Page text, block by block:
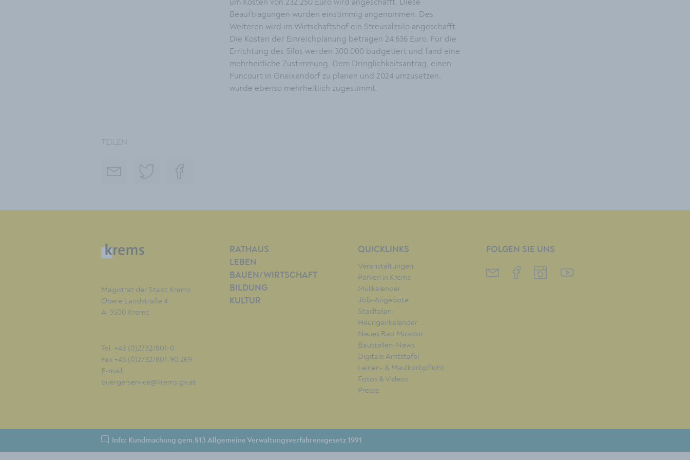
Beauftragungen wurden einstimmig angenommen. Des
Weiteren wird im Wirtschaftshof ein Streusalzsilo angeschafft.
Die Kosten der Einreichplanung betragen 24.636 Euro. Für die
Errichtung des Silos werden 300.000 budgetiert und fand eine
mehrheitliche Zustimmung. Dem Dringlichkeitsantrag, einen
Funcourt in Gneixendorf zu planen und 2024 umzusetzen,
wurde ebenso mehrheitlich zugestimmt.
Magistrat der Stadt Krems
Obere Landstraße 4
A-3500 Krems
Tel. +43 (0)2732/801-0
Fax +43 (0)2732/801-90 269
E-mail:
buergerservice@krems.gv.at
RATHAUS
LEBEN
BAUEN/WIRTSCHAFT
BILDUNG
KULTUR
QUICKLINKS
Veranstaltungen
Parken in Krems
Müllkalender
Job-Angebote
Stadtplan
Heurigenkalender
Neues Bad Mirador
Baustellen-News
Digitale Amtstafel
Leinen- & Maulkorbpflicht
Fotos & Videos
Presse
FOLGEN SIE UNS
Info: Kundmachung gem.§13 Allgemeine Verwaltungsverfahrensgesetz 1991